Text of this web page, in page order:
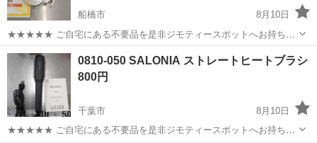
船橋市
8月10日
★★★★★ ご自宅にある不要品を是非ジモティースポットへお持ち込
みしませんか？ 家電、趣味・スポーツ・レジャー用品、こども用品、
衣料服飾品、生活雑貨、家具、本、CD・DVDなどが無料でまとめて持
ち込めます！ ※詳細はこ...
千葉 船橋市
0810-050 SALONIA ストレートヒートブラシ
800円
千葉市
8月10日
★★★★★ ご自宅にある不要品を是非ジモティースポットへお持ち込